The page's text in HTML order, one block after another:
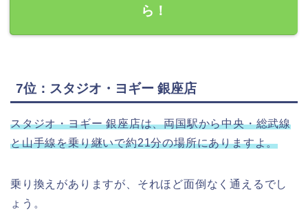
ら！
7位：スタジオ・ヨギー 銀座店
スタジオ・ヨギー 銀座店は、両国駅から中央・総武線
と山手線を乗り継いで約21分の場所にありますよ。
乗り換えがありますが、それほど面倒なく通えるでし
ょう。